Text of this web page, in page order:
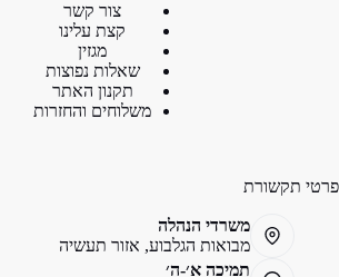
צור קשר
קצת עלינו
מגזין
שאלות נפוצות
תקנון האתר
משלוחים והחזרות
פרטי תקשורת
משרדי הנהלה
מבואות הגלבוע, אזור תעשיה
תמיכה א׳-ה׳